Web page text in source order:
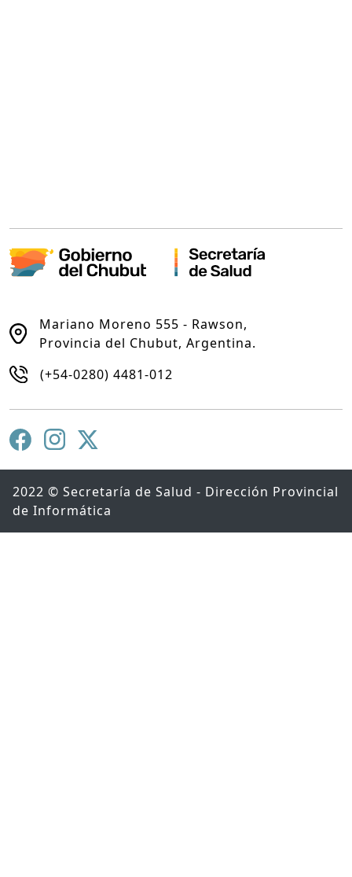
Mariano Moreno 555 - Rawson,
Provincia del Chubut, Argentina.
(+54-0280) 4481-012
2022 © Secretaría de Salud - Dirección Provincial
de Informática